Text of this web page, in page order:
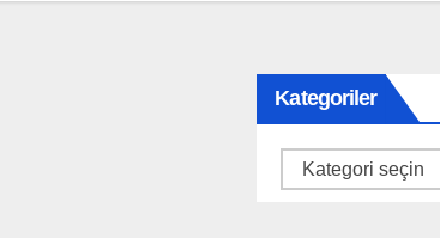
Kategoriler
Kategoriler